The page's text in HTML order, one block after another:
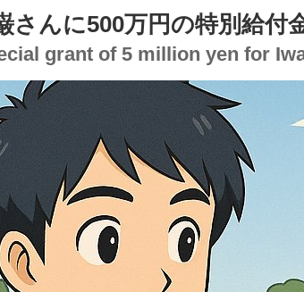
さんに500万円の特別給付
grant of 5 million yen for